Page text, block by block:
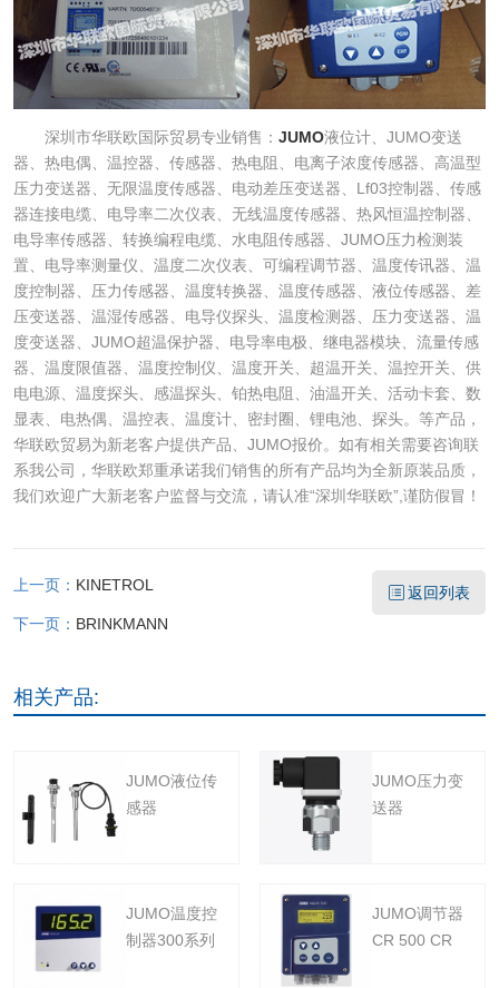
深圳市华联欧国际贸易专业销售： JUMO液位计、JUMO变送
器、热电偶、温控器、传感器、热电阻、电离子浓度传感器、高温型
压力变送器、无限温度传感器、电动差压变送器、Lf03控制器、传感
器连接电缆、电导率二次仪表、无线温度传感器、热风恒温控制器、
电导率传感器、转换编程电缆、水电阻传感器、JUMO压力检测装
置、电导率测量仪、温度二次仪表、可编程调节器、温度传讯器、温
度控制器、压力传感器、温度转换器、温度传感器、液位传感器、差
压变送器、温湿传感器、电导仪探头、温度检测器、压力变送器、温
度变送器、JUMO超温保护器、电导率电极、继电器模块、流量传感
器、温度限值器、温度控制仪、温度开关、超温开关、温控开关、供
电电源、温度探头、感温探头、铂热电阻、油温开关、活动卡套、数
显表、电热偶、温控表、温度计、密封圈、锂电池、探头。等产品，
华联欧贸易为新老客户提供产品、JUMO报价。如有相关需要咨询联
系我公司，华联欧郑重承诺我们销售的所有产品均为全新原装品质，
我们欢迎广大新老客户监督与交流，请认准“深圳华联欧”,谨防假冒！
上一页： KINETROL
下一页： BRINKMANN
返回列表
相关产品:
JUMO液位传
感器
JUMO压力变
送器
JUMO温度控
制器300系列
JUMO调节器
CR 500 CR